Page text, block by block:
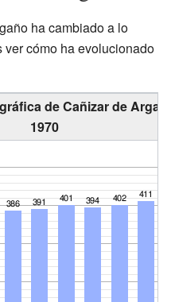
ha cambiado a lo
cómo ha evolucionado
de Cañizar de
1970